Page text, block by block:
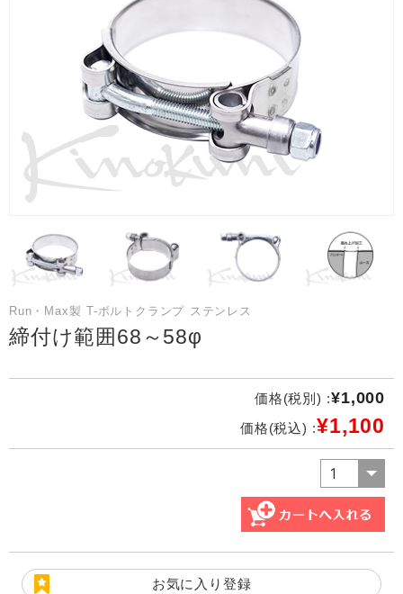
Run・Max製 T-ボルトクランプ ステンレス
締付け範囲68～58φ
価格(税別) :¥1,000
価格(税込) :¥1,100
お気に入り登録